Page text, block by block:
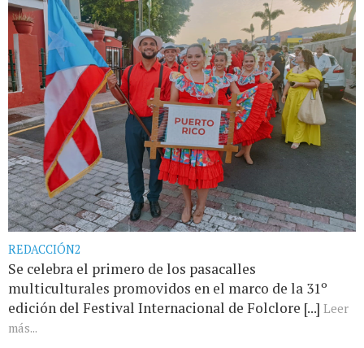
REDACCIÓN2
Se celebra el primero de los pasacalles
multiculturales promovidos en el marco de la 31º
edición del Festival Internacional de Folclore [...] Leer
más...